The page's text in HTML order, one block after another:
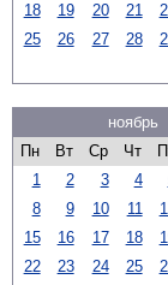
18
19 20 21
25
26 27 28
ноябрь
Пн
Вт Ср Чт
1
2 3 4
8
9 10 11
15
16 17 18
22
23 24 25